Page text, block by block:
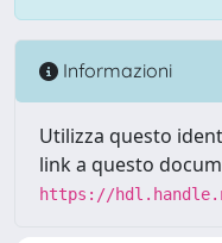
Informazioni
Utilizza questo
link a questo
https://